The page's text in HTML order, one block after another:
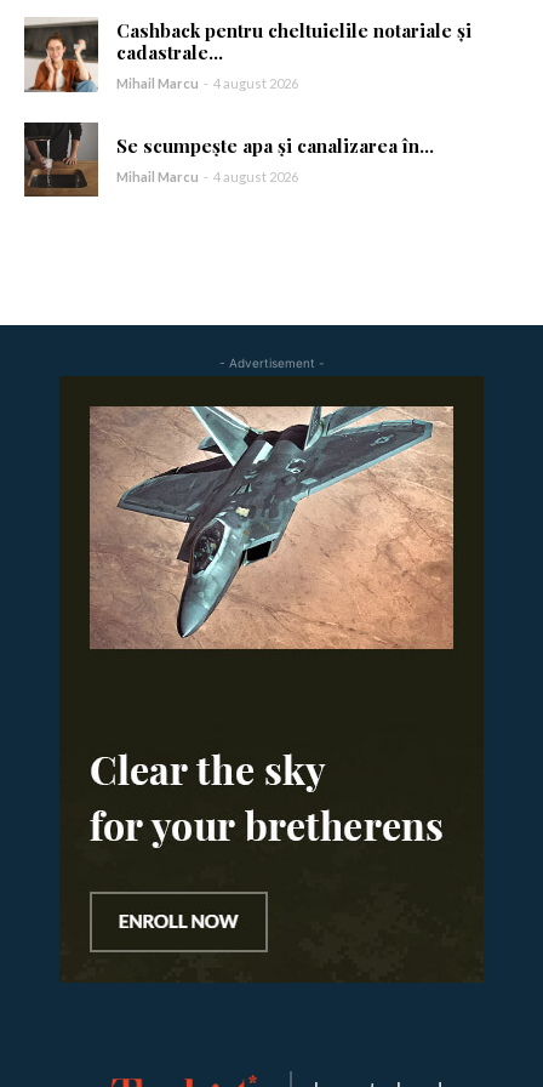
Am citit și accept Politica de confidențialitate
Cashback pentru cheltuielile notariale și
cadastrale...
Mihail Marcu - 4 august 2026
Se scumpește apa și canalizarea în...
Mihail Marcu - 4 august 2026
- Advertisement -